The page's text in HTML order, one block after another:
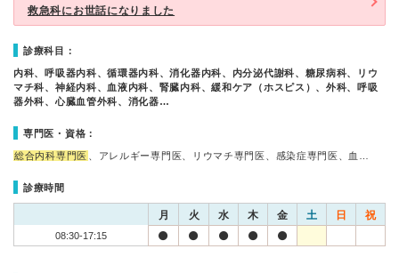
救急科にお世話になりました
診療科目：
内科、呼吸器内科、循環器内科、消化器内科、内分泌代謝科、糖尿病科、リウ
マチ科、神経内科、血液内科、腎臓内科、緩和ケア（ホスピス）、外科、呼吸
器外科、心臓血管外科、消化器…
専門医・資格：
総合内科専門医 、アレルギー専門医、リウマチ専門医、感染症専門医、血…
診療時間
月 火 水 木 金 土 日 祝
08:30-17:15